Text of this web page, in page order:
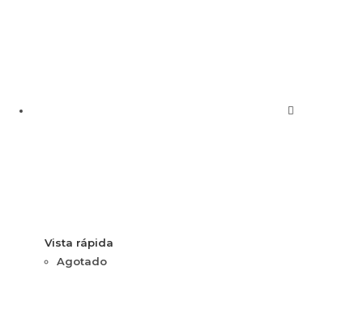
Vista rápida
Agotado